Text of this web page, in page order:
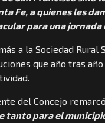
Fe, a quienes les
para una jornada
a la Sociedad
que año tras
del Concejo
tanto para el